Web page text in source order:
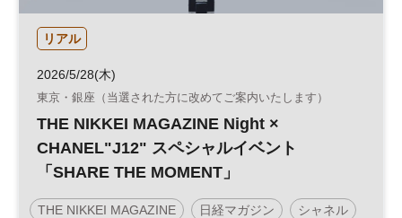
リアル
2026/5/28(木)
東京・銀座（当選された方に改めてご案内いたします）
THE NIKKEI MAGAZINE Night ×
CHANEL"J12" スペシャルイベント
「SHARE THE MOMENT」
THE NIKKEI MAGAZINE 日経マガジン シャネル